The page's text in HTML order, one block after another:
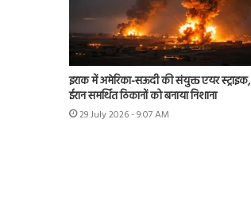
इराक में अमेरिका-सऊदी की संयुक्त एयर स्ट्राइक,
ईरान समर्थित ठिकानों को बनाया निशाना
29 July 2026 - 9:07 AM